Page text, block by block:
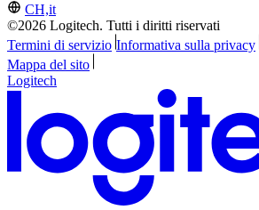
CH,it
©2026 Logitech. Tutti i diritti riservati
Termini di servizio Informativa sulla privacy
Mappa del sito
Logitech